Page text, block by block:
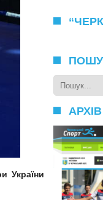
України
АРХІВ